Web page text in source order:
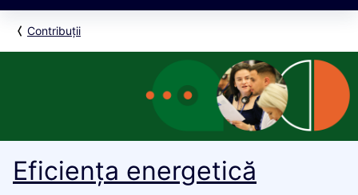
Contribuții
Eficiența energetică